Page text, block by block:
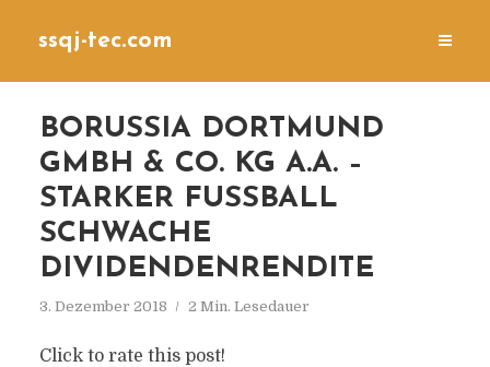
ssqj-tec.com
BORUSSIA DORTMUND
GMBH & CO. KG A.A. –
STARKER FUSSBALL
SCHWACHE
DIVIDENDENRENDITE
3. Dezember 2018 2 Min. Lesedauer
Click to rate this post!